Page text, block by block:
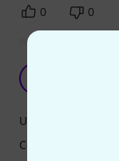
0 0
OK mais
Utilisation
Caractéristiques